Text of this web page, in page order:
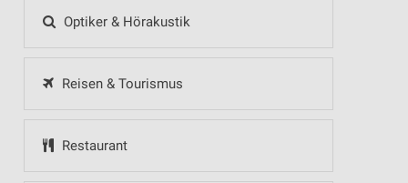
Optiker & Hörakustik
Reisen & Tourismus
Restaurant